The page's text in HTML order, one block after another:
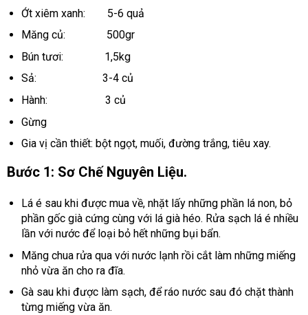
Ớt xiêm xanh: 5-6 quả
Măng củ: 500gr
Bún tươi: 1,5kg
Sả: 3-4 củ
Hành: 3 củ
Gừng
Gia vị cần thiết: bột ngọt, muối, đường trắng, tiêu xay.
Bước 1: Sơ Chế Nguyên Liệu.
Lá é sau khi được mua về, nhặt lấy những phần lá non, bỏ
phần gốc già cứng cùng với lá già héo. Rửa sạch lá é nhiều
lần với nước để loại bỏ hết những bụi bẩn.
Măng chua rửa qua với nước lạnh rồi cắt làm những miếng
nhỏ vừa ăn cho ra đĩa.
Gà sau khi được làm sạch, để ráo nước sau đó chặt thành
từng miếng vừa ăn.